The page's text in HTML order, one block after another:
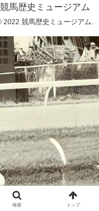
競馬歴史ミュージアム
2022 競馬歴史ミュージアム.
検索 トップ